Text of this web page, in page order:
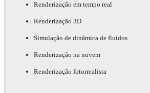
Renderização em tempo real
Renderização 3D
Simulação de dinâmica de fluidos
Renderização na nuvem
Renderização fotorrealista